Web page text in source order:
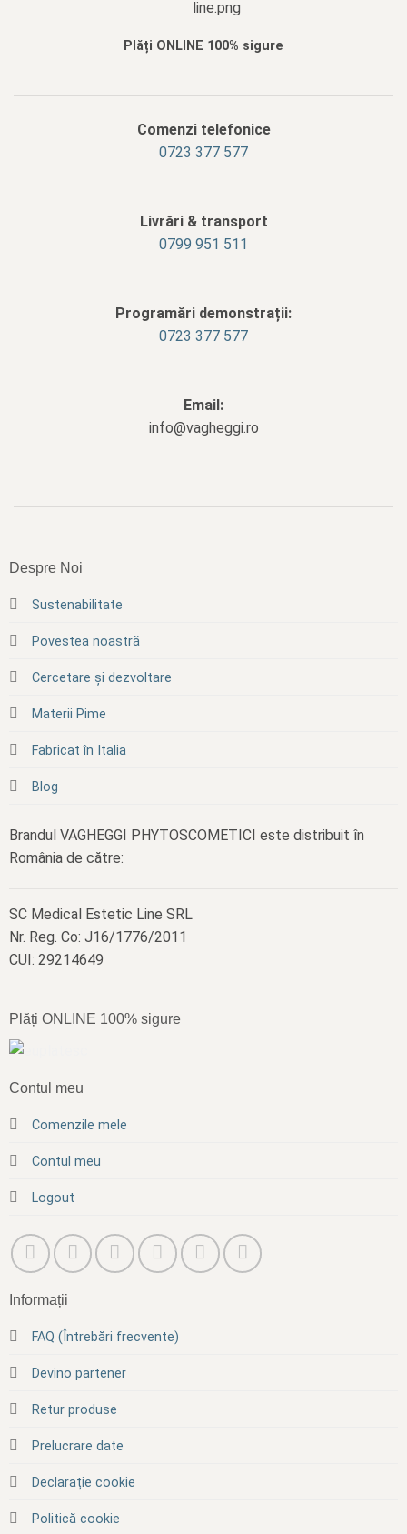
Plăți ONLINE 100% sigure
Comenzi telefonice
0723 377 577
Livrări & transport
‭0799 951 511‬
Programări demonstrații:
0723 377 577
Email:
info@vagheggi.ro
Despre Noi
Sustenabilitate
Povestea noastră
Cercetare și dezvoltare
Materii Pime
Fabricat în Italia
Blog
Brandul VAGHEGGI PHYTOSCOMETICI este distribuit în
România de către:
SC Medical Estetic Line SRL
Nr. Reg. Co: J16/1776/2011
CUI: 29214649
Plăți ONLINE 100% sigure
Contul meu
Comenzile mele
Contul meu
Logout
Informații
FAQ (Întrebări frecvente)
Devino partener
Retur produse
Prelucrare date
Declarație cookie
Politică cookie